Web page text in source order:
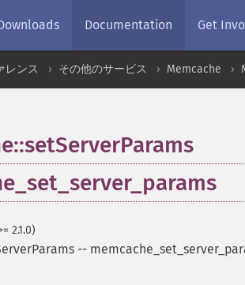
Documentation Get
レンス その他のサービス Memcache
2.1.0)
--